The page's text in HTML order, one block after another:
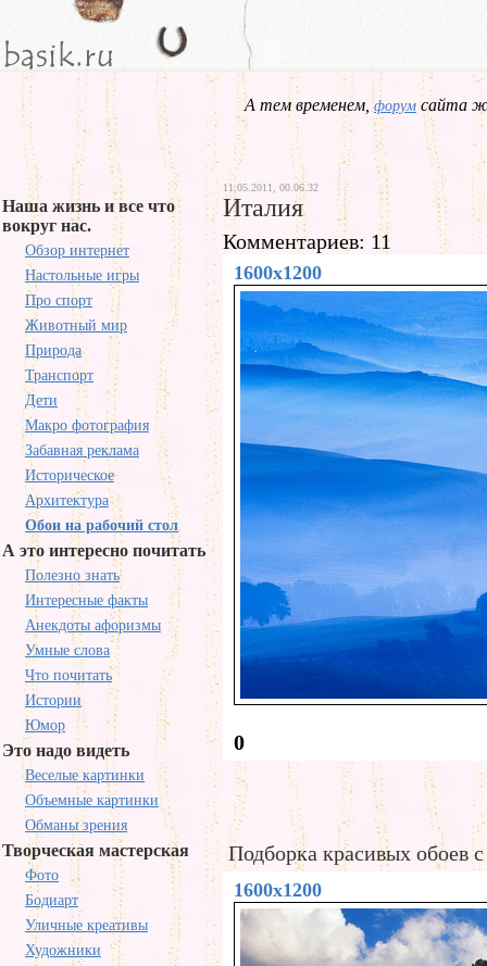
А тем временем,форум сайта
Наша жизнь и все что
вокруг нас.
Обзор интернет
Настольные игры
Про спорт
Животный мир
Природа
Транспорт
Дети
Макро фотография
Забавная реклама
Историческое
Архитектура
Обои на рабочий стол
А это интересно почитать
Полезно знать
Интересные факты
Анекдоты афоризмы
Умные слова
Что почитать
Истории
Юмор
Это надо видеть
Веселые картинки
Объемные картинки
Обманы зрения
Творческая мастерская
Фото
Бодиарт
Уличные креативы
Художники
11.05.2011, 00.06.32
Италия
Комментариев: 11
1600x1200
0
Подборка красивых обоев
1600x1200